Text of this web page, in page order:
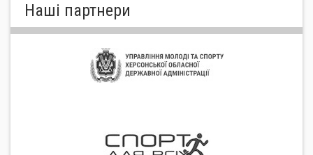
Нашi партнери